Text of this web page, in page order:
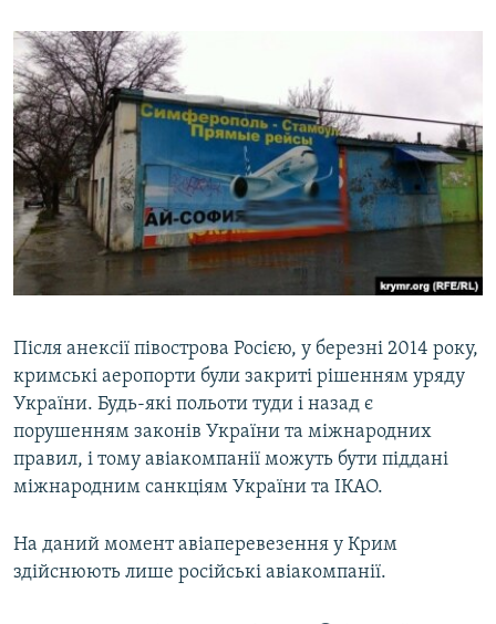
Після анексії півострова Росією, у березні 2014 року,
кримські аеропорти були закриті рішенням уряду
України. Будь-які польоти туди і назад є
порушенням законів України та міжнародних
правил, і тому авіакомпанії можуть бути піддані
міжнародним санкціям України та ІКАО.
На даний момент авіаперевезення у Крим
здійснюють лише російські авіакомпанії.